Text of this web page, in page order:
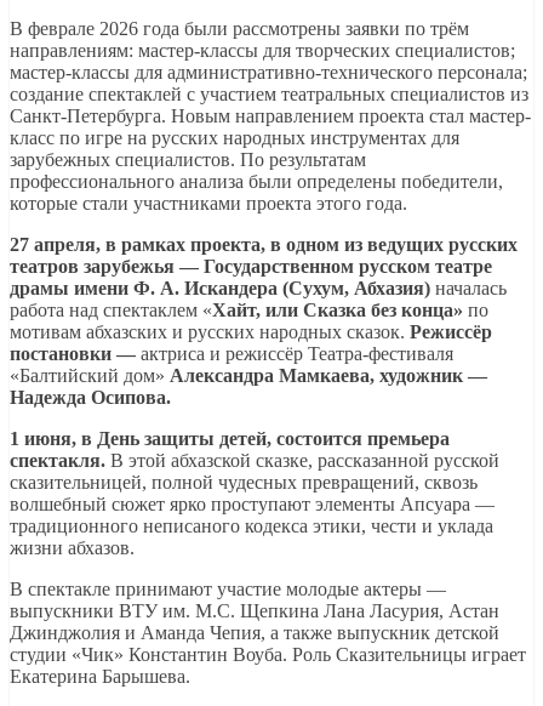
В феврале 2026 года были рассмотрены заявки по трём
направлениям: мастер-классы для творческих специалистов;
мастер-классы для административно-технического персонала;
создание спектаклей с участием театральных специалистов из
Санкт‑Петербурга. Новым направлением проекта стал мастер-
класс по игре на русских народных инструментах для
зарубежных специалистов. По результатам
профессионального анализа были определены победители,
которые стали участниками проекта этого года.
27 апреля, в рамках проекта, в одном из ведущих русских
театров зарубежья — Государственном русском театре
драмы имени Ф. А. Искандера (Сухум, Абхазия) началась
работа над спектаклем «Хайт, или Сказка без конца» по
мотивам абхазских и русских народных сказок. Режиссёр
постановки — актриса и режиссёр Театра-фестиваля
«Балтийский дом» Александра Мамкаева, художник —
Надежда Осипова.
1 июня, в День защиты детей, состоится премьера
спектакля. В этой абхазской сказке, рассказанной русской
сказительницей, полной чудесных превращений, сквозь
волшебный сюжет ярко проступают элементы Апсуара —
традиционного неписаного кодекса этики, чести и уклада
жизни абхазов.
В спектакле принимают участие молодые актеры —
выпускники ВТУ им. М.С. Щепкина Лана Ласурия, Астан
Джинджолия и Аманда Чепия, а также выпускник детской
студии «Чик» Константин Воуба. Роль Сказительницы играет
Екатерина Барышева.